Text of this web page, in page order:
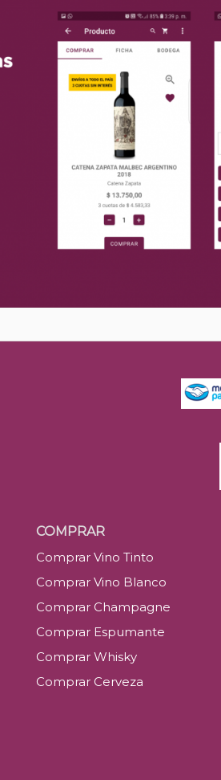
COMPRAR
Comprar Vino Tinto
Comprar Vino Blanco
Comprar Champagne
Comprar Espumante
Comprar Whisky
Comprar Cerveza